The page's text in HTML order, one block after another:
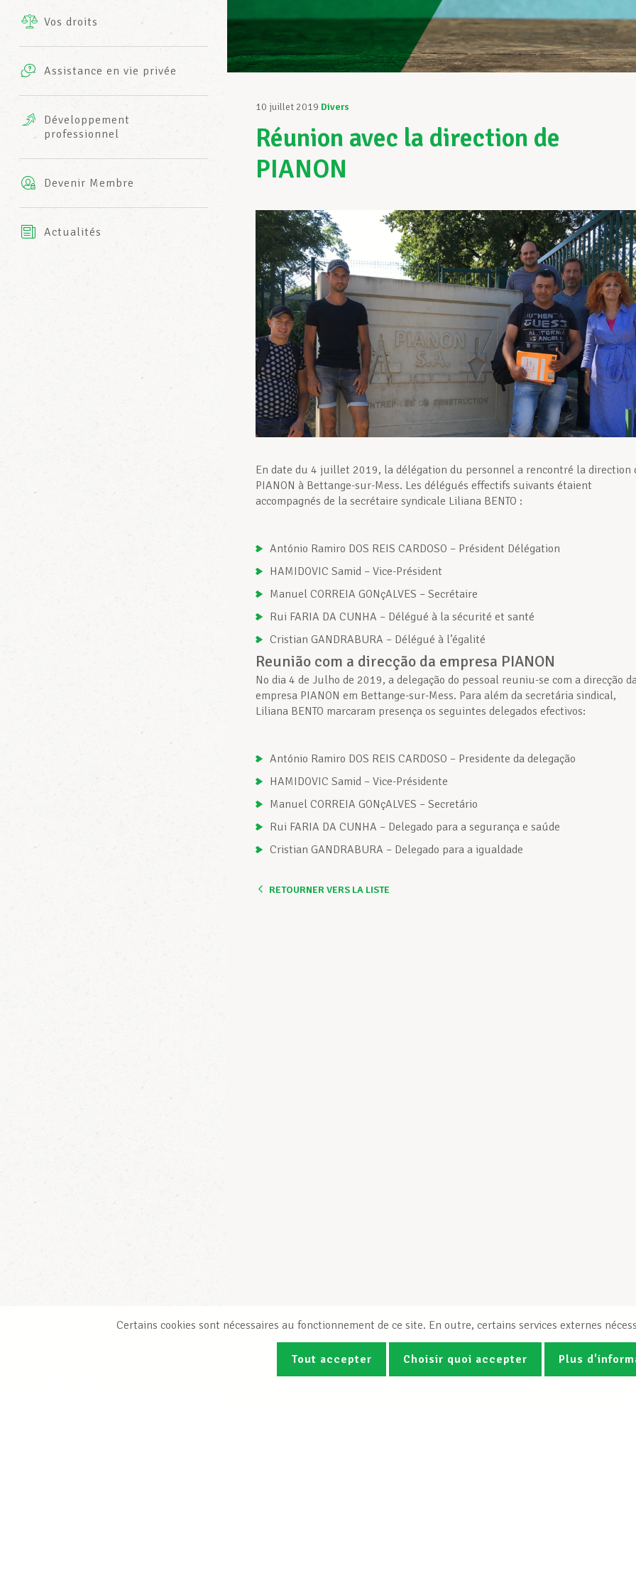
INFO-CENTER
Vos droits
Assistance en vie privée
complémentaires
AXA
Développement
professionnel
Devenir Membre
Actualités
10 juillet 2019 Divers
Réunion avec la direction de
PIANON
En date du 4 juillet 2019, la délégation du personnel a rencontré la direction
PIANON à Bettange-sur-Mess. Les délégués effectifs suivants étaient
accompagnés de la secrétaire syndicale Liliana BENTO :
António Ramiro DOS REIS CARDOSO – Président Délégation
HAMIDOVIC Samid – Vice-Président
Manuel CORREIA GONçALVES – Secrétaire
Rui FARIA DA CUNHA – Délégué à la sécurité et santé
Cristian GANDRABURA – Délégué à l’égalité
Reunião com a direcção da empresa PIANON
No dia 4 de Julho de 2019, a delegação do pessoal reuniu-se com a direcção
empresa PIANON em Bettange-sur-Mess. Para além da secretária sindical,
Liliana BENTO marcaram presença os seguintes delegados efectivos:
António Ramiro DOS REIS CARDOSO – Presidente da delegação
HAMIDOVIC Samid – Vice-Présidente
Manuel CORREIA GONçALVES – Secretário
Rui FARIA DA CUNHA – Delegado para a segurança e saúde
Cristian GANDRABURA – Delegado para a igualdade
RETOURNER VERS LA LISTE
Certains cookies sont nécessaires au fonctionnement de ce site. En outre, certains services externes
Tout accepter Choisir quoi accepter Plus